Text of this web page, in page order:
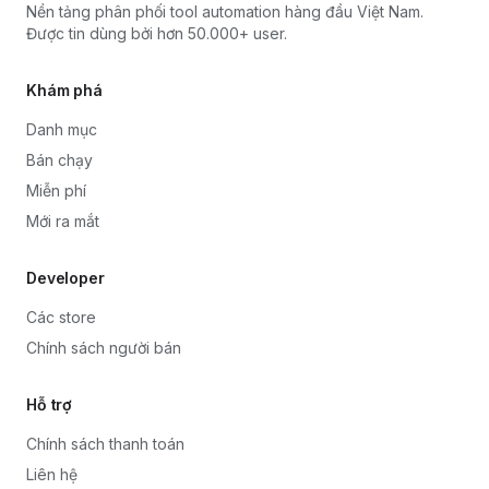
Nền tảng phân phối tool automation hàng đầu Việt Nam.
Được tin dùng bởi hơn 50.000+ user.
Khám phá
Danh mục
Bán chạy
Miễn phí
Mới ra mắt
Developer
Các store
Chính sách người bán
Hỗ trợ
Chính sách thanh toán
Liên hệ